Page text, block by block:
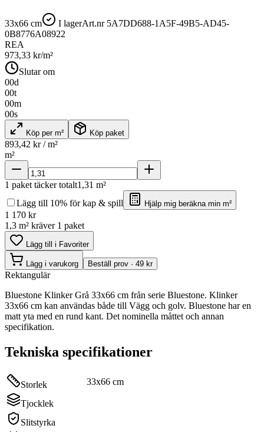
33x66 cm I lagerArt.nr 5A7DD688-1A5F-49B5-AD45-
0B8776A08922
REA
973,33 kr/m²
Slutar om
00d
00t
00m
00s
Köp per m² Köp paket
893,42 kr / m²
m²
1 paket täcker totalt1,31 m²
Lägg till 10% för kap & spill
Hjälp mig beräkna min m²
1 170 kr
1,3 m² kräver 1 paket
Lägg till i Favoriter
Lägg i varukorg Beställ prov · 49 kr
Rektangulär
Bluestone Klinker Grå 33x66 cm från serie Bluestone. Klinker
33x66 cm kan användas både till Vägg och golv. Bluestone har en
matt yta med en rund kant. Det nominella måttet och annan
specifikation.
Tekniska specifikationer
Storlek 33x66 cm
Tjocklek
Slitstyrka